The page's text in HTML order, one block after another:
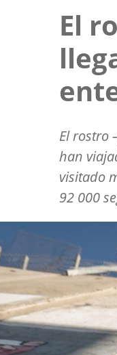
El
El rostro
han
visitado
92 000